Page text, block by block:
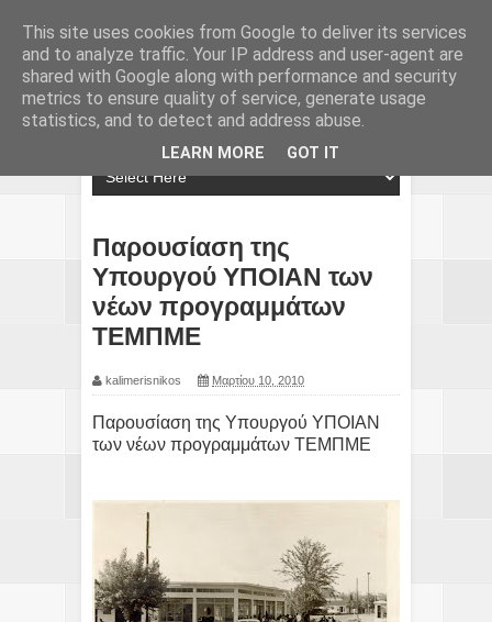
Παρουσίαση της
Υπουργού ΥΠΟΙΑΝ των
νέων προγραμμάτων
ΤΕΜΠΜΕ
kalimerisnikos Μαρτίου 10, 2010
Παρουσίαση της Υπουργού ΥΠΟΙΑΝ
των νέων προγραμμάτων ΤΕΜΠΜΕ
This site uses cookies from Google to deliver its services
and to analyze traffic. Your IP address and user-agent are
shared with Google along with performance and security
metrics to ensure quality of service, generate usage
statistics, and to detect and address abuse.
LEARN MORE GOT IT